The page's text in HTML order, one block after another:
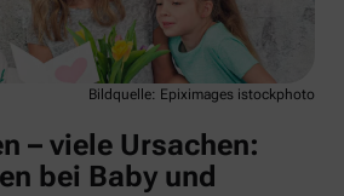
Bildquelle: Epiximages istockphoto
– viele Ursachen:
bei Baby und